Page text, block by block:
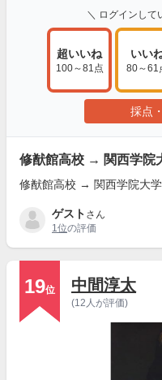
＼ ログインして
超いいね
100～81点
いい
80～61
採点
修猷館高校 → 関西学院
修猷館高校 → 関西学院大学
ゲスト さん
1位の評価
19位 中間淳太
(12人が評価)